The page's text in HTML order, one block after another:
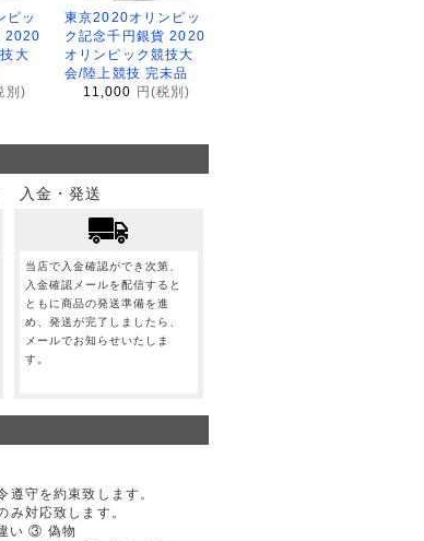
ピッ
2020
大
別)
東京2020オリンピッ
ク記念千円銀貨 2020
オリンピック競技大
会/陸上競技 完未品
11,000
円(税別)
入金・発送
当店で入金確認ができ次第、
入金確認メールを配信すると
ともに商品の発送準備を進
め、発送が完了しましたら、
メールでお知らせいたしま
す。
遵守を約束致します。
み対応致します。
い ③ 偽物